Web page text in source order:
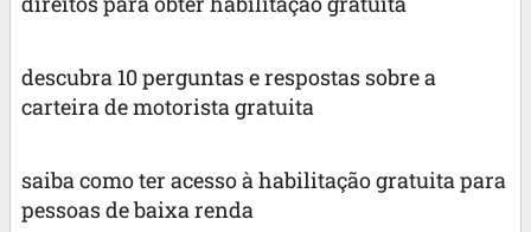
descubra 10 perguntas e respostas sobre a
carteira de motorista gratuita
saiba como ter acesso à habilitação gratuita para
pessoas de baixa renda